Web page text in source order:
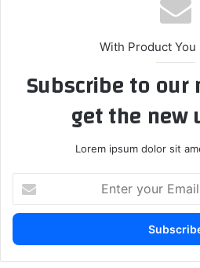
With Product You
Subscribe to
get the new
Lorem ipsum dolor sit
t
r
y